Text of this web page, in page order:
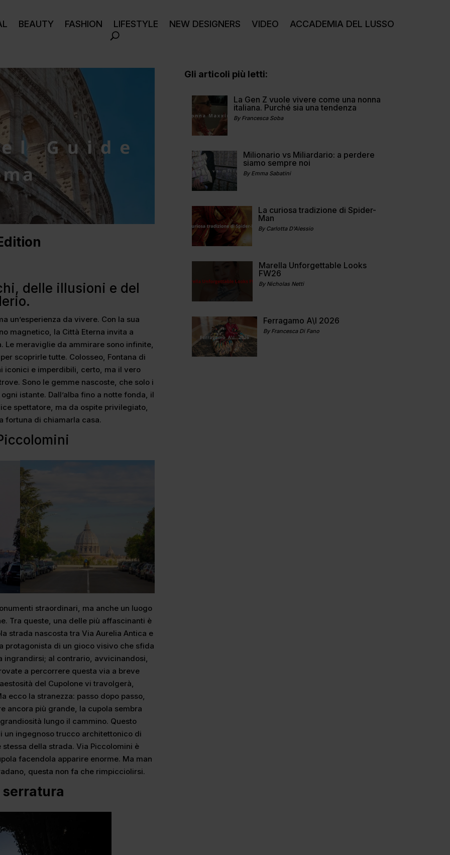
BEAUTY FASHION LIFESTYLE NEW DESIGNERS VIDEO ACCADEMIA DEL LUSSO
delle illusioni e del
un’esperienza da vivere. Con la sua
magnetico, la Città Eterna invita a
Le meraviglie da ammirare sono infinite,
scoprirle tutte. Colosseo, Fontana di
iconici e imperdibili, certo, ma il vero
Sono le gemme nascoste, che solo i
istante. Dall’alba fino a notte fonda, il
spettatore, ma da ospite privilegiato,
fortuna di chiamarla casa.
straordinari, ma anche un luogo
Tra queste, una delle più affascinanti è
strada nascosta tra Via Aurelia Antica e
protagonista di un gioco visivo che sfida
ingrandirsi; al contrario, avvicinandosi,
a percorrere questa via a breve
del Cupolone vi travolgerà,
ecco la stranezza: passo dopo passo,
ancora più grande, la cupola sembra
lungo il cammino. Questo
ingegnoso trucco architettonico di
della strada. Via Piccolomini è
facendola apparire enorme. Ma man
questa non fa che rimpicciolirsi.
serratura
Gli articoli più letti:
La Gen Z vuole vivere come una nonna
italiana. Purché sia una tendenza
By Francesca Soba
Milionario vs Miliardario: a perdere
siamo sempre noi
By Emma Sabatini
La curiosa tradizione di Spider-
Man
By Carlotta D'Alessio
Marella Unforgettable Looks
FW26
By Nicholas Netti
Ferragamo A\I 2026
By Francesca Di Fano